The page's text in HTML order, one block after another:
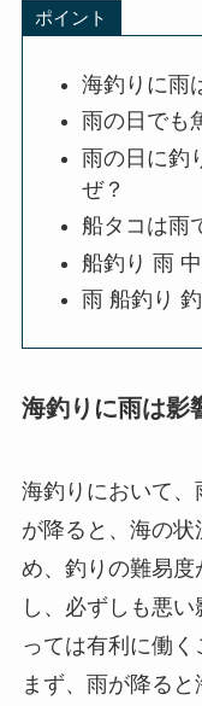
ポイント
海釣りに雨
雨の日でも
雨の日に釣
ぜ？
船タコは雨
船釣り 雨
雨 船釣り
海釣りに雨は影
海釣りにおいて
が降ると、海の
め、釣りの難易
し、必ずしも悪
っては有利に働く
まず、雨が降る